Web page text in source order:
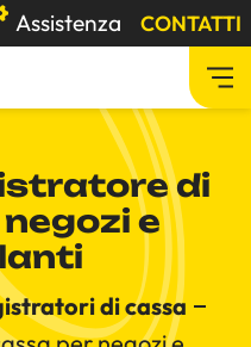
Assistenza CONTATTI
di
e
di cassa